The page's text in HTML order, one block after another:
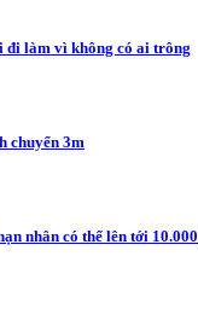
đi làm vì không có ai trông
chuyển 3m
nhân có thể lên tới 10.000